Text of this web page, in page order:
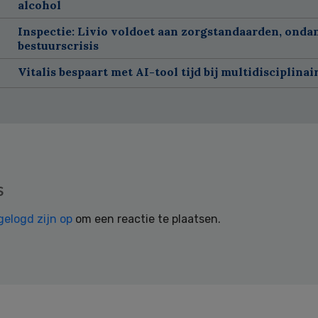
alcohol
Inspectie: Livio voldoet aan zorgstandaarden,
bestuurscrisis
Vitalis bespaart met AI-tool tijd bij
zijn op om een reactie te plaatsen.